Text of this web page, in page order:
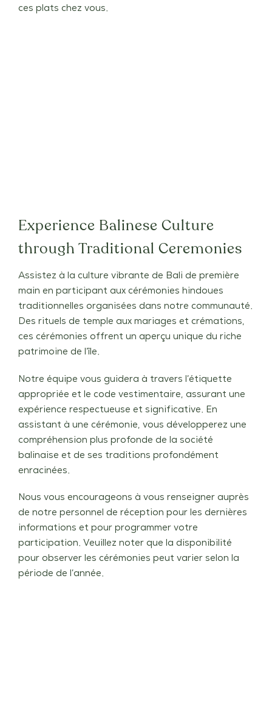
ces plats chez vous.
Experience Balinese Culture
through Traditional Ceremonies
Assistez à la culture vibrante de Bali de première
main en participant aux cérémonies hindoues
traditionnelles organisées dans notre communauté.
Des rituels de temple aux mariages et crémations,
ces cérémonies offrent un aperçu unique du riche
patrimoine de l’île.
Notre équipe vous guidera à travers l’étiquette
appropriée et le code vestimentaire, assurant une
expérience respectueuse et significative. En
assistant à une cérémonie, vous développerez une
compréhension plus profonde de la société
balinaise et de ses traditions profondément
enracinées.
Nous vous encourageons à vous renseigner auprès
de notre personnel de réception pour les dernières
informations et pour programmer votre
participation. Veuillez noter que la disponibilité
pour observer les cérémonies peut varier selon la
période de l’année.